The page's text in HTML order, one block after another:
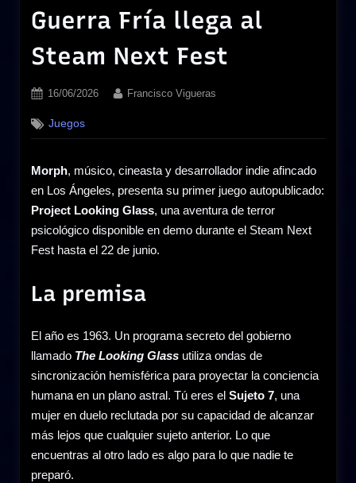
Guerra Fría llega al
Steam Next Fest
Posted
16/06/2026 By
Francisco Vigueras
Juegos
Morph, músico, cineasta y desarrollador indie afincado
en Los Ángeles, presenta su primer juego autopublicado:
Project Looking Glass, una aventura de terror
psicológico disponible en demo durante el Steam Next
Fest hasta el 22 de junio.
La premisa
El año es 1963. Un programa secreto del gobierno
llamado The Looking Glass utiliza ondas de
sincronización hemisférica para proyectar la conciencia
humana en un plano astral. Tú eres el Sujeto 7, una
mujer en duelo reclutada por su capacidad de alcanzar
más lejos que cualquier sujeto anterior. Lo que
encuentras al otro lado es algo para lo que nadie te
preparó.